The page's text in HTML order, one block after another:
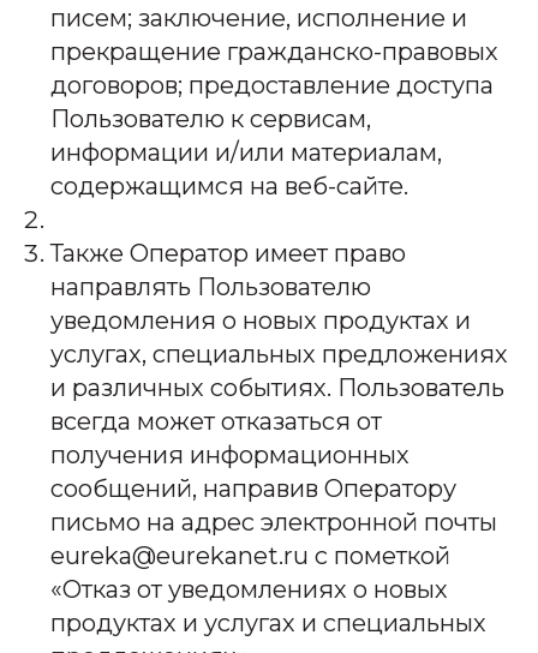
писем; заключение, исполнение и
прекращение гражданско-правовых
договоров; предоставление доступа
Пользователю к сервисам,
информации и/или материалам,
содержащимся на веб-сайте.
Также Оператор имеет право
направлять Пользователю
уведомления о новых продуктах и
услугах, специальных предложениях
и различных событиях. Пользователь
всегда может отказаться от
получения информационных
сообщений, направив Оператору
письмо на адрес электронной почты
eureka@eurekanet.ru с пометкой
«Отказ от уведомлениях о новых
продуктах и услугах и специальных